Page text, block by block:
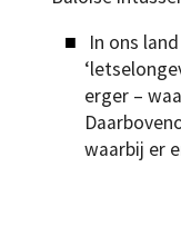
In ons
erger –
waarbij er